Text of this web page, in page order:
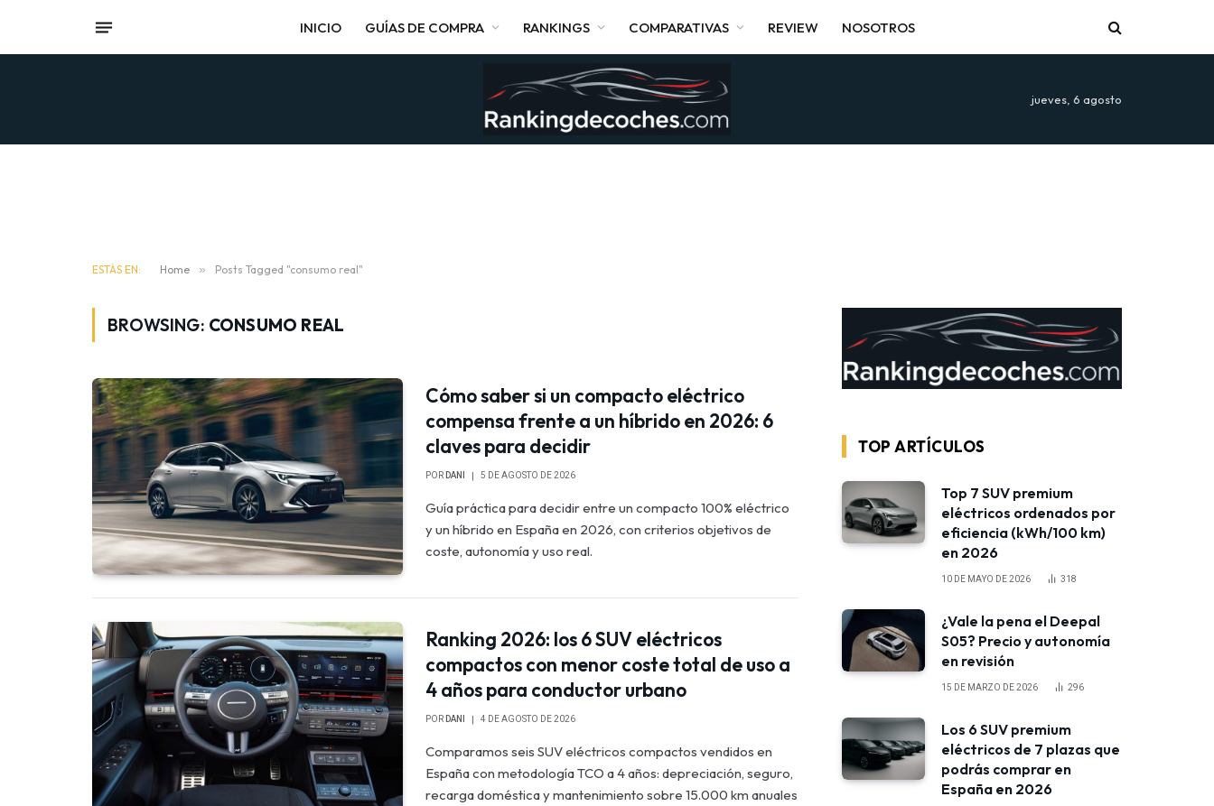
INICIO GUÍAS DE COMPRA RANKINGS COMPARATIVAS REVIEW NOSOTROS
jueves, 6 agosto
ESTÁS EN: Home » Posts Tagged "consumo real"
BROWSING: CONSUMO REAL
Cómo saber si un compacto eléctrico
compensa frente a un híbrido en 2026: 6
claves para decidir
POR DANI 5 DE AGOSTO DE 2026
Guía práctica para decidir entre un compacto 100% eléctrico
y un híbrido en España en 2026, con criterios objetivos de
coste, autonomía y uso real.
Ranking 2026: los 6 SUV eléctricos
compactos con menor coste total de uso a
4 años para conductor urbano
POR DANI 4 DE AGOSTO DE 2026
Comparamos seis SUV eléctricos compactos vendidos en
España con metodología TCO a 4 años: depreciación, seguro,
recarga doméstica y mantenimiento sobre 15.000 km anuales
TOP ARTÍCULOS
Top 7 SUV premium
eléctricos ordenados por
eficiencia (kWh/100 km)
en 2026
10 DE MAYO DE 2026 318
¿Vale la pena el Deepal
S05? Precio y autonomía
en revisión
15 DE MARZO DE 2026 296
Los 6 SUV premium
eléctricos de 7 plazas que
podrás comprar en
España en 2026